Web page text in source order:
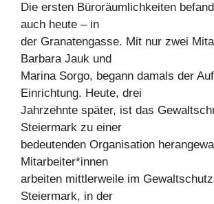
Die ersten Büroräumlichkeiten
auch heute – in
der Granatengasse. Mit nur zwei
Barbara Jauk und
Marina Sorgo, begann damals der
Einrichtung. Heute, drei
Jahrzehnte später, ist das
Steiermark zu einer
bedeutenden Organisation
Mitarbeiter*innen
arbeiten mittlerweile im
Steiermark, in der